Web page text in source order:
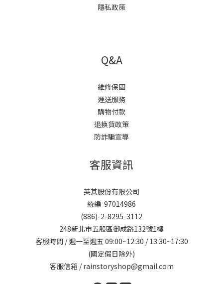
隱私政策
Q&A
維修保固
運送服務
購物付款
退換貨政策
防詐騙宣導
客服資訊
英其股份有限公司
統編 97014986
(886)-2-8295-3112
248新北市五股區御成路132號1樓
客服時間 / 週一至週五 09:00~12:30 / 13:30~17:30
(國定假日除外)
客服信箱 / rainstoryshop@gmail.com